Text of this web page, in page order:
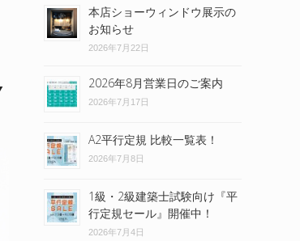
本店ショーウィンドウ展示の
お知らせ
2026年7月22日
2026年8月営業日のご案内
2026年7月17日
A2平行定規 比較一覧表！
2026年7月8日
1級・2級建築士試験向け『平
行定規セール』開催中！
2026年7月4日